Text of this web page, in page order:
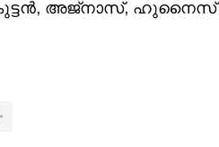
കുട്ടൻ, അജ്നാസ്, ഹുനൈസ്